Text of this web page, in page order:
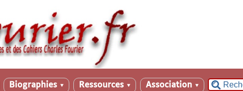
Biographies ▼ Ressources ▼ Association ▼